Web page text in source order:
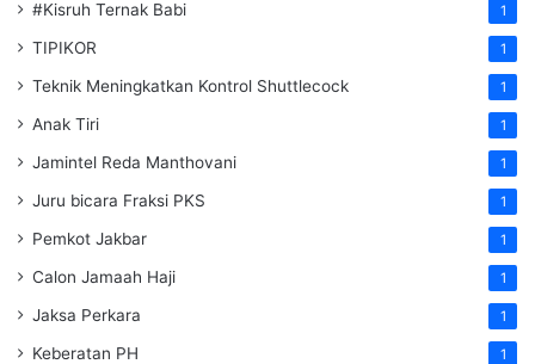
#Kisruh Ternak Babi 1
TIPIKOR 1
Teknik Meningkatkan Kontrol Shuttlecock 1
Anak Tiri 1
Jamintel Reda Manthovani 1
Juru bicara Fraksi PKS 1
Pemkot Jakbar 1
Calon Jamaah Haji 1
Jaksa Perkara 1
Keberatan PH 1